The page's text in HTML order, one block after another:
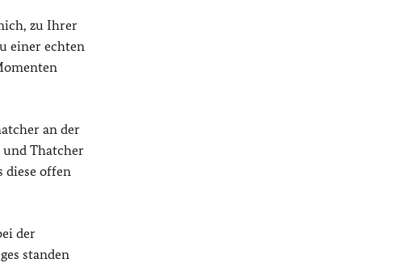
zu Ihrer
einer echten
an der
und Thatcher
diese offen
der
standen